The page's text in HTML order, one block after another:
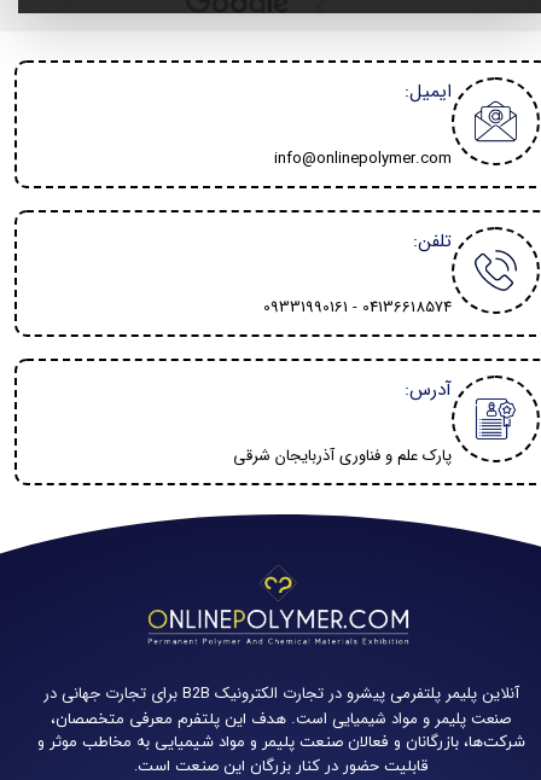
ایمیل:
info@onlinepolymer.com
تلفن:
04136618574 - 09331990161
آدرس:
پارک علم و فناوری آذربایجان شرقی
آنلاین پلیمر پلتفرمی پیشرو در تجارت الکترونیک B2B برای تجارت جهانی در
صنعت پلیمر و مواد شیمیایی است.هدف این پلتفرم معرفی متخصصان،
شرکت‌ها، بازرگانان و فعالان صنعت پلیمر و مواد شیمیایی به مخاطب موثر و
قابلیت حضور در کنار بزرگان این صنعت است.